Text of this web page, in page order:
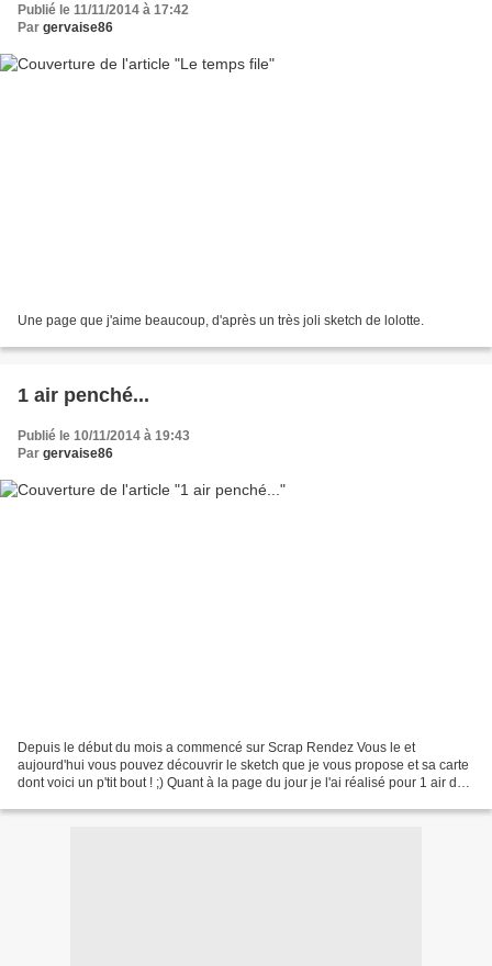
Publié le 11/11/2014 à 17:42
Par gervaise86
Une page que j'aime beaucoup, d'après un très joli sketch de lolotte.
1 air penché...
Publié le 10/11/2014 à 19:43
Par gervaise86
Depuis le début du mois a commencé sur Scrap Rendez Vous le et
aujourd'hui vous pouvez découvrir le sketch que je vous propose et sa carte
dont voici un p'tit bout ! ;) Quant à la page du jour je l'ai réalisé pour 1 air de